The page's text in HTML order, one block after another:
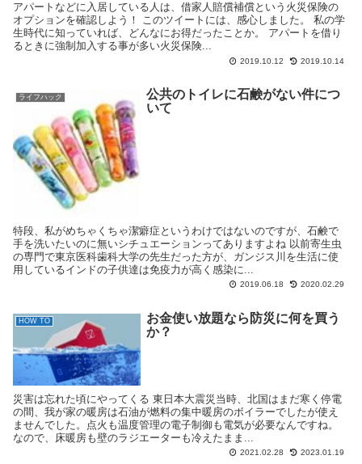
アパートなどに入居している人は、借家人賠償補償という火災保険の
オプションを確認しよう！ このツイートには、感心しました。 私の学
生時代に知っていれば、どんなにお得だったことか。 アパートを借り
るときに強制加入する事が多い火災保険...
2019.10.12 2019.10.14
ライフハック
公共のトイレに石鹸がない件につ
いて
特段、私がめちゃくちゃ潔癖症というわけではないのですが、石鹸で
手を洗いたいのに無いシチュエーションってありますよね 以前寄生虫
の専門で東京医科歯科大学の先生だった方が、ガンジス川を生活に使
用しているインドの子供達は免疫力が高く感染に...
2019.06.18 2020.02.29
HOW TO
お金使い放題なら防災に何を買う
か？
災害は忘れた頃にやってくる 東日本大震災当時、北国はまだ寒く停電
の間、我が家の暖房は石油が燃料の集中暖房のボイラーでしたが使え
ませんでした。点火も温度管理の電子制御も電気が必要なんですね。
なので、床暖房も壁のラジエーターも冷えたまま...
2021.02.28 2023.01.19